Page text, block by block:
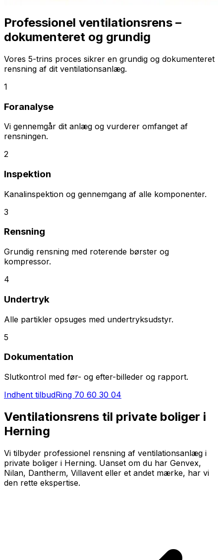
Professionel ventilationsrens –
dokumenteret og grundig
Vores 5-trins proces sikrer en grundig og dokumenteret
rensning af dit ventilationsanlæg.
1
Foranalyse
Vi gennemgår dit anlæg og vurderer omfanget af
rensningen.
2
Inspektion
Kanalinspektion og gennemgang af alle komponenter.
3
Rensning
Grundig rensning med roterende børster og
kompressor.
4
Undertryk
Alle partikler opsuges med undertryksudstyr.
5
Dokumentation
Slutkontrol med før- og efter-billeder og rapport.
Indhent tilbudRing 70 60 30 04
Ventilationsrens til private boliger i
Herning
Vi tilbyder professionel rensning af ventilationsanlæg i
private boliger i Herning. Uanset om du har Genvex,
Nilan, Dantherm, Villavent eller et andet mærke, har vi
den rette ekspertise.